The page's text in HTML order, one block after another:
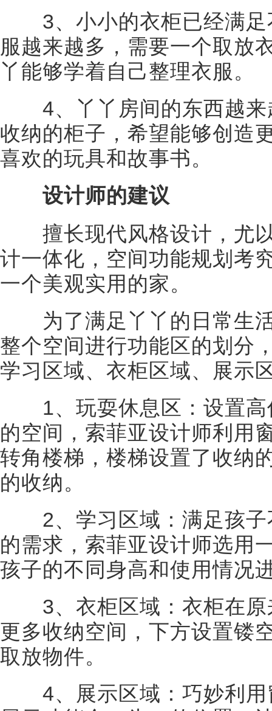
3、小小的衣柜已经满足
服越来越多，需要一个取放
丫能够学着自己整理衣服。
4、丫丫房间的东西越来
收纳的柜子，希望能够创造
喜欢的玩具和故事书。
设计师的建议
擅长现代风格设计，尤
计一体化，空间功能规划考
一个美观实用的家。
为了满足丫丫的日常生活
整个空间进行功能区的划分
学习区域、衣柜区域、展示
1、玩耍休息区：设置高
的空间，索菲亚设计师利用
转角楼梯，楼梯设置了收纳
的收纳。
2、学习区域：满足孩子
的需求，索菲亚设计师选用
孩子的不同身高和使用情况
3、衣柜区域：衣柜在原
更多收纳空间，下方设置镂
取放物件。
4、展示区域：巧妙利用